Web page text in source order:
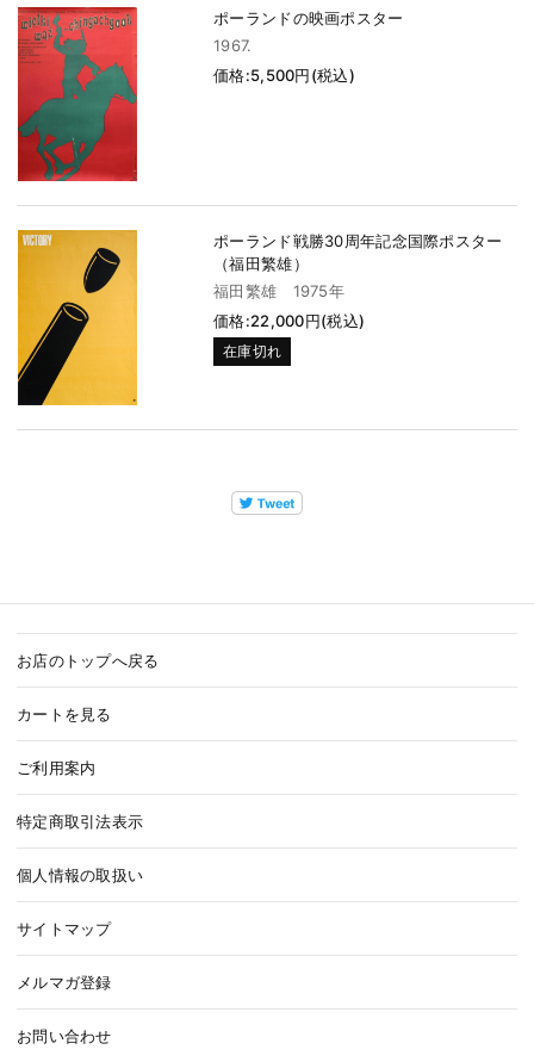
ポーランドの映画ポスター
1967.
価格:5,500円(税込)
ポーランド戦勝30周年記念国際ポスター
（福田繁雄）
福田繁雄 1975年
価格:22,000円(税込)
在庫切れ
お店のトップへ戻る
カートを見る
ご利用案内
特定商取引法表示
個人情報の取扱い
サイトマップ
メルマガ登録
お問い合わせ